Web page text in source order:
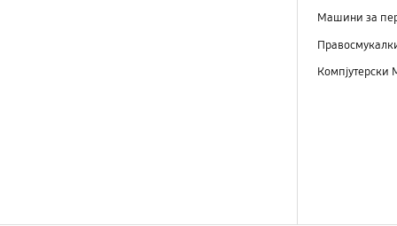
Машини за
Компјутерски